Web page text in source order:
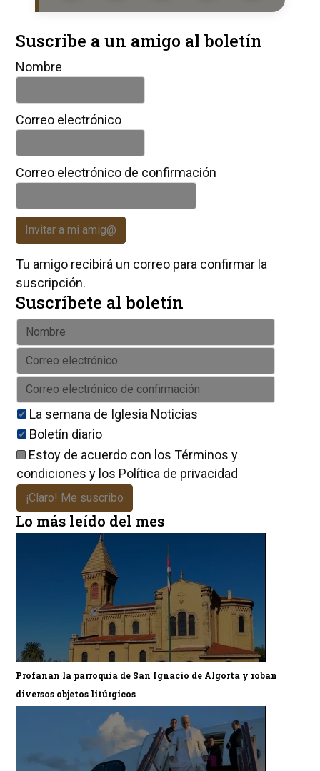
Suscribe a un amigo al boletín
Nombre
Correo electrónico
Correo electrónico de confirmación
Invitar a mi amig@
Tu amigo recibirá un correo para confirmar la
suscripción.
Suscríbete al boletín
La semana de Iglesia Noticias
Boletín diario
Estoy de acuerdo con los Términos y
condiciones y los Política de privacidad
¡Claro! Me suscribo
Lo más leído del mes
Profanan la parroquia de San Ignacio de Algorta y roban
diversos objetos litúrgicos